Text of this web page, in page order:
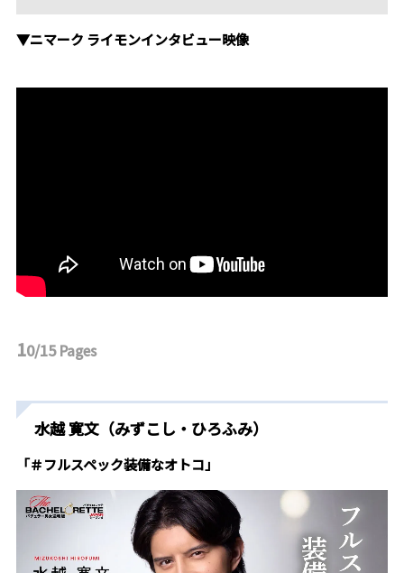
▼ニマーク ライモンインタビュー映像
10/15Pages
水越 寛文（みずこし・ひろふみ）
「＃フルスペック装備なオトコ」